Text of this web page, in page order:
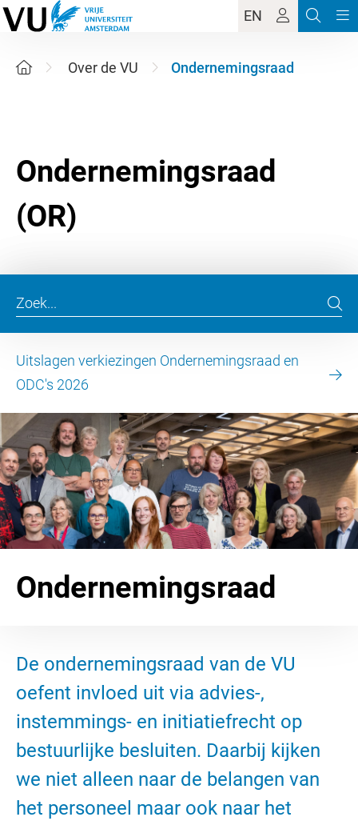
EN
Over de VU Ondernemingsraad
Ondernemingsraad
Uitslagen verkiezingen Ondernemingsraad en
ODC's 2026
Ondernemingsraad
De ondernemingsraad van de VU
oefent invloed uit via advies-,
instemmings- en initiatiefrecht op
bestuurlijke besluiten. Daarbij kijken
we niet alleen naar de belangen van
het personeel maar ook naar het